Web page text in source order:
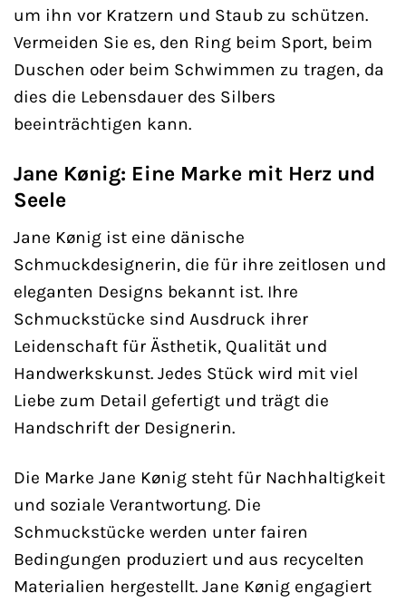
um ihn vor Kratzern und Staub zu schützen.
Vermeiden Sie es, den Ring beim Sport, beim
Duschen oder beim Schwimmen zu tragen, da
dies die Lebensdauer des Silbers
beeinträchtigen kann.
Jane Kønig: Eine Marke mit Herz und
Seele
Jane Kønig ist eine dänische
Schmuckdesignerin, die für ihre zeitlosen und
eleganten Designs bekannt ist. Ihre
Schmuckstücke sind Ausdruck ihrer
Leidenschaft für Ästhetik, Qualität und
Handwerkskunst. Jedes Stück wird mit viel
Liebe zum Detail gefertigt und trägt die
Handschrift der Designerin.
Die Marke Jane Kønig steht für Nachhaltigkeit
und soziale Verantwortung. Die
Schmuckstücke werden unter fairen
Bedingungen produziert und aus recycelten
Materialien hergestellt. Jane Kønig engagiert